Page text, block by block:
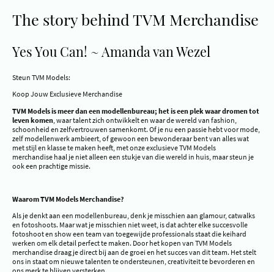
The story behind TVM Merchandise
Yes You Can! ~ Amanda van Wezel
Steun TVM Models:
Koop Jouw Exclusieve Merchandise
TVM Models is meer dan een modellenbureau; het is een plek waar dromen tot
leven komen , waar talent zich ontwikkelt en waar de wereld van fashion,
schoonheid en zelfvertrouwen samenkomt. Of je nu een passie hebt voor mode,
zelf modellenwerk ambieert, of gewoon een bewonderaar bent van alles wat
met stijl en klasse te maken heeft, met onze exclusieve TVM Models
merchandise haal je niet alleen een stukje van die wereld in huis, maar steun je
ook een prachtige missie.
Waarom TVM Models Merchandise?
Als je denkt aan een modellenbureau, denk je misschien aan glamour, catwalks
en fotoshoots. Maar wat je misschien niet weet, is dat achter elke succesvolle
fotoshoot en show een team van toegewijde professionals staat die keihard
werken om elk detail perfect te maken. Door het kopen van TVM Models
merchandise draag je direct bij aan de groei en het succes van dit team. Het stelt
ons in staat om nieuwe talenten te ondersteunen, creativiteit te bevorderen en